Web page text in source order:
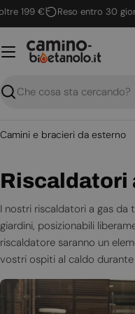
Vai
al
contenuto
199 € Reso entro 30 giorni
Ricerca
Camini e bracieri da esterno
C
o
l
l
e
Riscaldatori
I nostri riscaldatori a gas
giardini, posizionabili
riscaldatore saranno un
vostri ospiti al caldo